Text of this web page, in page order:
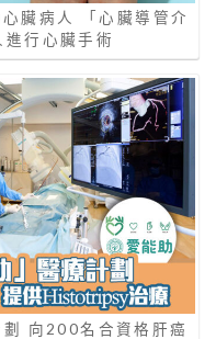
臟病人 「心臟導管介
進行心臟手術
向200名合資格肝癌